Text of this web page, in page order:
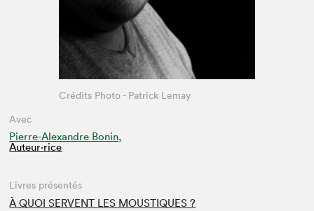
Avec
Pierre-Alexandre Bonin,
Auteur·rice
Crédits Photo - Patrick Lemay
Livres présentés
À QUOI SERVENT LES MOUSTIQUES ?